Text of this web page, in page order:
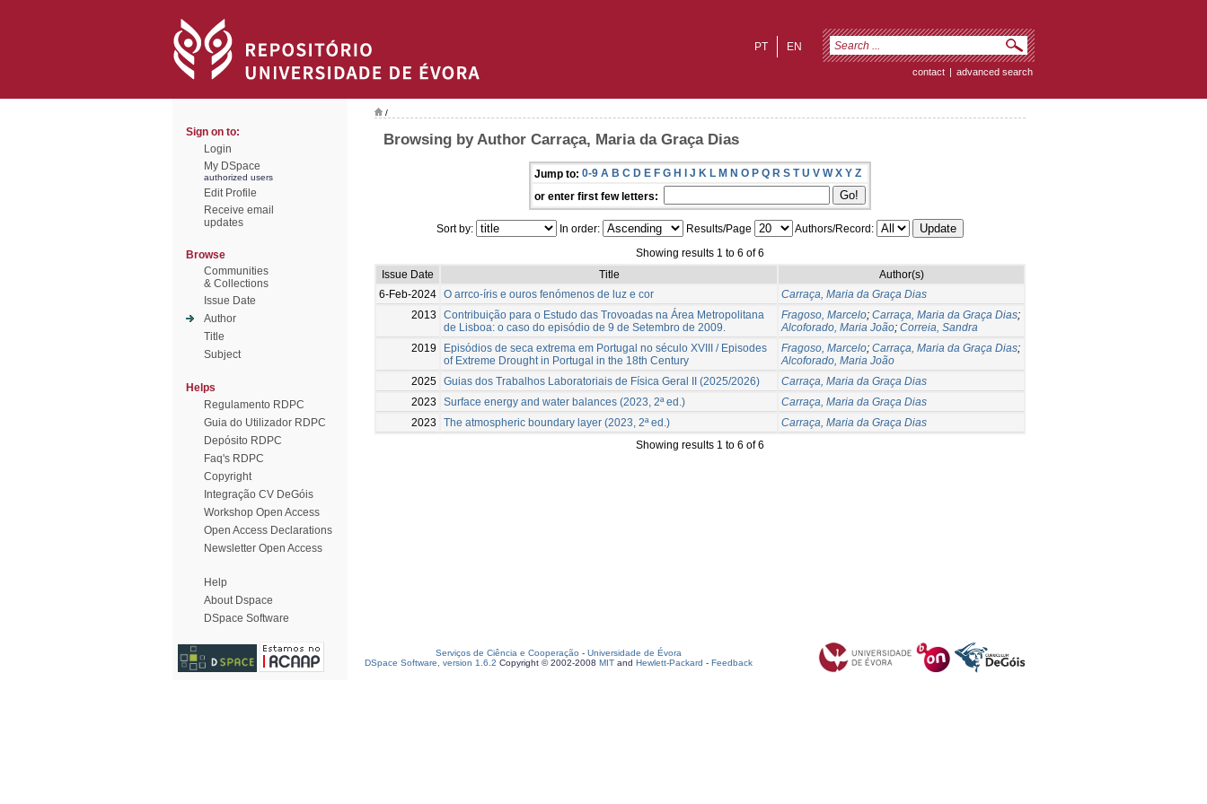
EN
PT
contact | advanced search
Sign on to:
Login
My DSpace
authorized users
Edit Profile
Receive email
updates
Browse
Communities
& Collections
Issue Date
Author
Title
Subject
Helps
Regulamento RDPC
Guia do Utilizador RDPC
Depósito RDPC
Faq's RDPC
Copyright
Integração CV DeGóis
Workshop Open Access
Open Access Declarations
Newsletter Open Access
Help
About Dspace
DSpace Software
/
Browsing by Author Carraça, Maria da Graça Dias
Jump to: 0-9 A B C D E F G H I J K L M N O P Q R S T U V W X Y Z
or enter first few letters:
Sort by: In order: Results/Page
Authors/Record:
Showing results 1 to 6 of 6
Issue Date
Title
Author(s)
6-Feb-2024 O arrco-íris e ouros fenómenos de luz e cor
Carraça, Maria da Graça Dias
2013
Contribuição para o Estudo das Trovoadas na Área Metropolitana
de Lisboa: o caso do episódio de 9 de Setembro de 2009.
Fragoso, Marcelo; Carraça, Maria da Graça Dias;
Alcoforado, Maria João; Correia, Sandra
2019
Episódios de seca extrema em Portugal no século XVIII / Episodes
of Extreme Drought in Portugal in the 18th Century
Fragoso, Marcelo; Carraça, Maria da Graça Dias;
Alcoforado, Maria João
2025 Guias dos Trabalhos Laboratoriais de Física Geral II (2025/2026)
Carraça, Maria da Graça Dias
2023
Surface energy and water balances (2023, 2ª ed.)
Carraça, Maria da Graça Dias
2023
The atmospheric boundary layer (2023, 2ª ed.)
Carraça, Maria da Graça Dias
Showing results 1 to 6 of 6
Serviços de Ciência e Cooperação - Universidade de Évora
DSpace Software, version 1.6.2 Copyright © 2002-2008 MIT and Hewlett-Packard - Feedback